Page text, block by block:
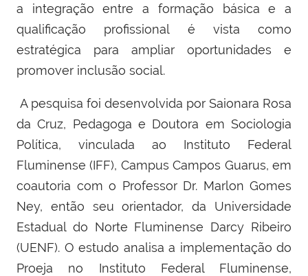
a integração entre a formação básica e a
qualificação profissional é vista como
estratégica para ampliar oportunidades e
promover inclusão social.
A pesquisa foi desenvolvida por Saionara Rosa
da Cruz, Pedagoga e Doutora em Sociologia
Política, vinculada ao Instituto Federal
Fluminense (IFF), Campus Campos Guarus, em
coautoria com o Professor Dr. Marlon Gomes
Ney, então seu orientador, da Universidade
Estadual do Norte Fluminense Darcy Ribeiro
(UENF). O estudo analisa a implementação do
Proeja no Instituto Federal Fluminense,